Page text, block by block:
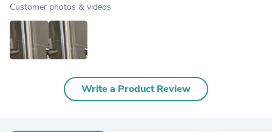
Customer photos & videos
Write a Product Review